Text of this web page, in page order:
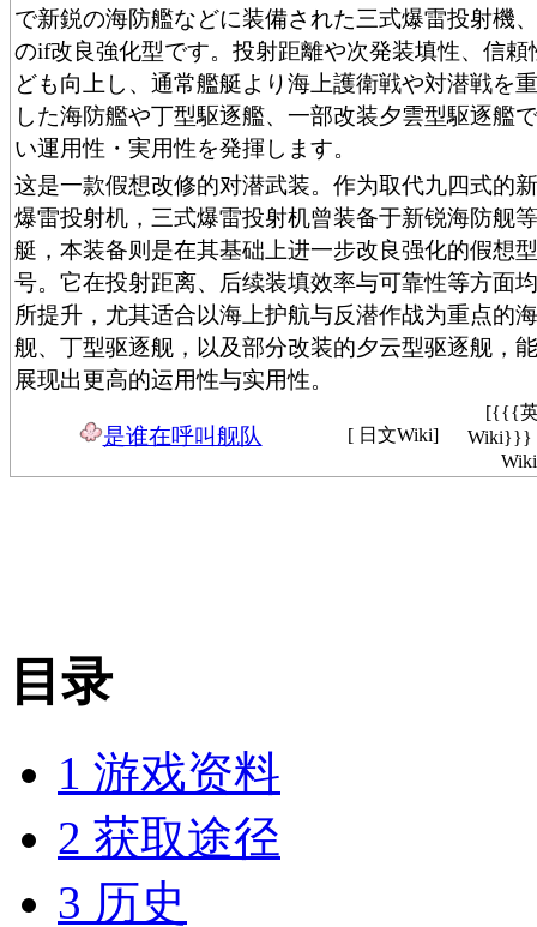
で新鋭の海防艦などに装備された三式爆雷投射機
のif改良強化型です。投射距離や次発装填性、信頼
ども向上し、通常艦艇より海上護衛戦や対潜戦を
した海防艦や丁型駆逐艦、一部改装夕雲型駆逐艦
い運用性・実用性を発揮します。
这是一款假想改修的对潜武装。作为取代九四式的
爆雷投射机，三式爆雷投射机曾装备于新锐海防舰
艇，本装备则是在其基础上进一步改良强化的假想型
号。它在投射距离、后续装填效率与可靠性等方面
所提升，尤其适合以海上护航与反潜作战为重点的
舰、丁型驱逐舰，以及部分改装的夕云型驱逐舰，
展现出更高的运用性与实用性。
是谁在呼叫舰队 [ 日文Wiki]
[{{{
Wiki}}}
目录
1 游戏资料
2 获取途径
3 历史